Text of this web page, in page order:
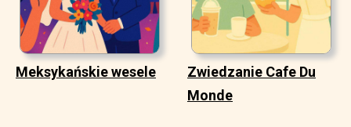
Meksykańskie wesele
Zwiedzanie Cafe Du
Monde